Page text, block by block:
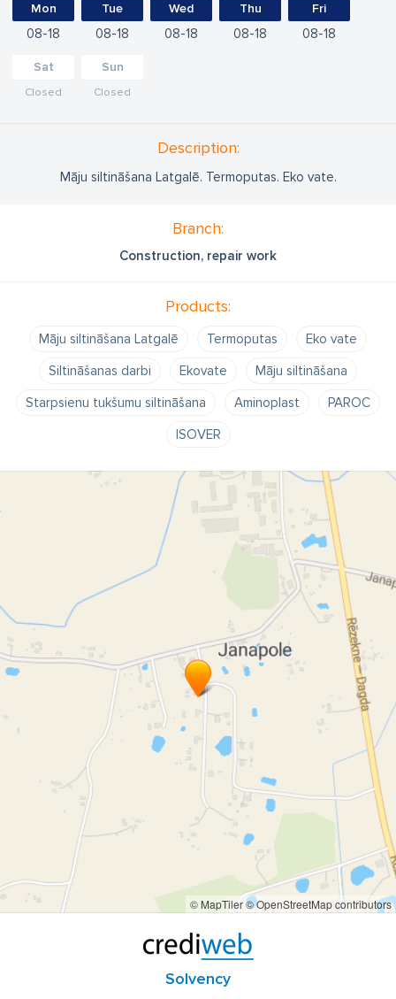
Mon
08 18
Tue
08 18
Wed
08 18
Thu
08 18
Fri
08 18
Sat
Closed
Sun
Closed
Description:
Māju siltināšana Latgalē. Termoputas. Eko vate.
Branch:
Construction, repair work
Products:
Māju siltināšana Latgalē Termoputas
Eko vate
Siltināšanas darbi
Ekovate
Māju siltināšana
Starpsienu tukšumu siltināšana
Aminoplast
PAROC
ISOVER
© MapTiler© OpenStreetMap contributors
Solvency